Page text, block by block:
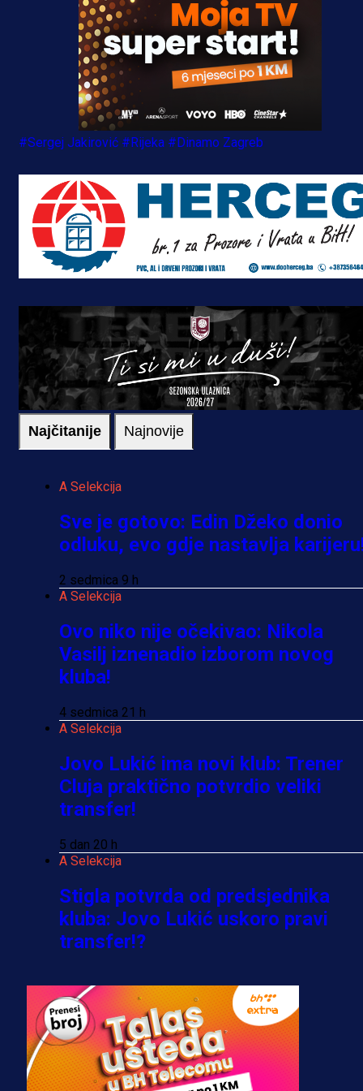
#Sergej Jakirović #Rijeka #Dinamo Zagreb
Najčitanije Najnovije
A Selekcija
Sve je gotovo: Edin Džeko donio
odluku, evo gdje nastavlja
2 sedmica 9 h
A Selekcija
Ovo niko nije očekivao: Nikola
Vasilj iznenadio izborom novog
kluba!
4 sedmica 21 h
A Selekcija
Jovo Lukić ima novi klub: Trener
Cluja praktično potvrdio veliki
transfer!
5 dan 20 h
A Selekcija
Stigla potvrda od predsjednika
kluba: Jovo Lukić uskoro pravi
transfer!?
A Selekcija
Zmajevi dobili veliko pojačanje:
Fudbaler Olympiacosa želi obući
dres BiH!